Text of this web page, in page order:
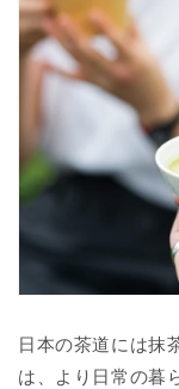
日本の茶道には抹
は、より日常の暮